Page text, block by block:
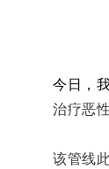
今日，
治疗恶
该管线